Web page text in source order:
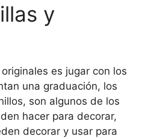
y
es jugar con los
una graduación, los
son algunos de los
hacer para decorar,
decorar y usar para